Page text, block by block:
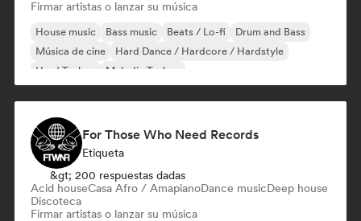
Firmar artistas o lanzar su música
House music Bass music Beats / Lo-fi
Drum and Bass
Música de cine
Hard Dance / Hardcore / Hardstyle
Hard Techno
Melodic Techno
For Those Who Need Records
Etiqueta
&gt; 200 respuestas dadas
Acid houseCasa Afro / AmapianoDance musicDeep house
Discoteca
Firmar artistas o lanzar su música